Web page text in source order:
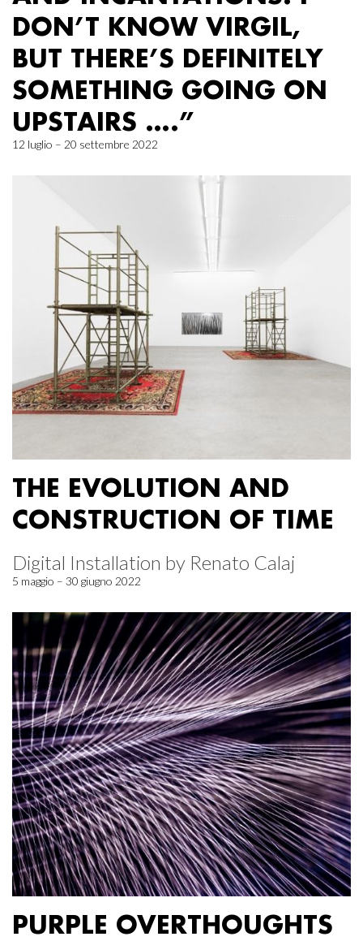
DON’T KNOW VIRGIL,
BUT THERE’S DEFINITELY
SOMETHING GOING ON
UPSTAIRS ….”
12 luglio – 20 settembre 2022
THE EVOLUTION AND
CONSTRUCTION OF TIME
Digital Installation by Renato Calaj
5 maggio – 30 giugno 2022
PURPLE OVERTHOUGHTS